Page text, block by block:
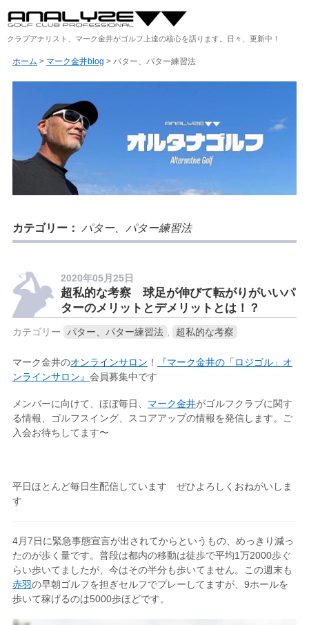
クラブアナリスト、マーク金井がゴルフ上達の核心を語ります。日々、更新中！
ホーム > マーク金井blog > パター、パター練習法
カテゴリー： パター、パター練習法
2020年05月25日
超私的な考察 球足が伸びて転がりがいいパ
ターのメリットとデメリットとは！？
カテゴリー パター、パター練習法 超私的な考察
マーク金井のオンラインサロン ！
『マーク金井の「ロジゴル」オ
ンラインサロン』 会員募集中です
メンバーに向けて、ほぼ毎日、 マーク金井がゴルフクラブに関す
る情報、ゴルフスイング、スコアアップの情報を発信します。ご
入会お待ちしてます〜
平日ほとんど毎日生配信しています ぜひよろしくおねがいしま
す
4月7日に緊急事態宣言が出されてからというもの、めっきり減っ
たのが歩く量です。普段は都内の移動は徒歩で平均1万2000歩ぐ
らい歩いてましたが、今はその半分も歩いてません。この週末も
赤羽の早朝ゴルフを担ぎセルフでプレーしてますが、9ホールを
歩いて稼げるのは5000歩ほどです。